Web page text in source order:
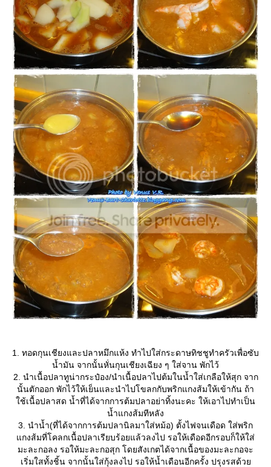
1. ทอดกุนเชียงและปลาหมึกแห้ง ทำไปใส่กระดาษทิชชูทำครัวเพื่อซับ
น้ำมัน จากนั้นหั่นกุนเชียงเฉียง ๆ ใส่จาน พักไว้
2. นำเนื้อปลาทูน่ากระป๋อง/นำเนื้อปลาไปต้มในน้ำใส่เกลือให้สุก จาก
นั้นตักออก พักไว้ให้เย็นและนำไปโขลกกับพริกแกงส้มให้เข้ากัน ถ้า
ช้เนื้อปลาสด น้ำที่ได้จากการต้มปลาอย่าทิ้งนะคะ ให้เอาไปทำเป็น
น้ำแกงส้มทีหลัง
3. นำน้ำ(ที่ได้จากการต้มปลานิลมาใส่หม้อ) ตั้งไฟจนเดือด ใส่พริก
กงส้มที่โคลกเนื้อปลาเรียบร้อยแล้วลงไป รอให้เดือดอีกรอบก็ให้ใส่
มะละกอลง รอให้มะละกอสุก โดยสังเกตได้จากเนื้อของมะละกอจะ
เริ่มใสทั้งชิ้น จากนั้นใส่กุ้งลงไป รอให้น้ำเดือนอีกครั้ง ปรุงรสด้ว